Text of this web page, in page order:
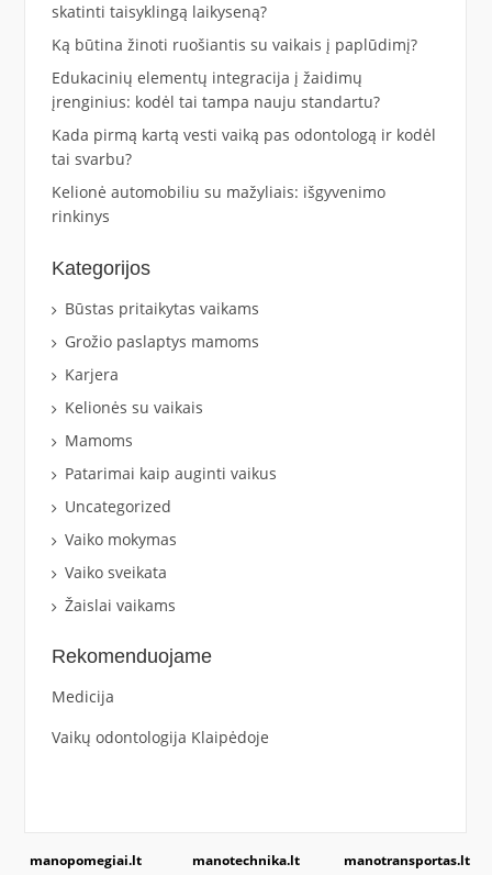
skatinti taisyklingą laikyseną?
Ką būtina žinoti ruošiantis su vaikais į paplūdimį?
Edukacinių elementų integracija į žaidimų
įrenginius: kodėl tai tampa nauju standartu?
Kada pirmą kartą vesti vaiką pas odontologą ir kodėl
tai svarbu?
Kelionė automobiliu su mažyliais: išgyvenimo
rinkinys
Kategorijos
Būstas pritaikytas vaikams
Grožio paslaptys mamoms
Karjera
Kelionės su vaikais
Mamoms
Patarimai kaip auginti vaikus
Uncategorized
Vaiko mokymas
Vaiko sveikata
Žaislai vaikams
Rekomenduojame
Medicija
Vaikų odontologija Klaipėdoje
manopomegiai.lt manotechnika.lt manotransportas.lt